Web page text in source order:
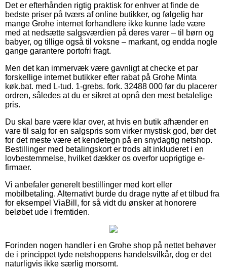
Det er efterhånden rigtig praktisk for enhver at finde de
bedste priser på tværs af online butikker, og følgelig har
mange Grohe internet forhandlere ikke kunne lade være
med at nedsætte salgsværdien på deres varer – til børn og
babyer, og tillige også til voksne – markant, og endda nogle
gange garantere portofri fragt.
Men det kan immervæk være gavnligt at checke et par
forskellige internet butikker efter rabat på Grohe Minta
køk.bat. med L-tud. 1-grebs. fork. 32488 000 før du placerer
ordren, således at du er sikret at opnå den mest betalelige
pris.
Du skal bare være klar over, at hvis en butik afhænder en
vare til salg for en salgspris som virker mystisk god, bør det
for det meste være et kendetegn på en snydagtig netshop.
Bestillinger med betalingskort er trods alt inkluderet i en
lovbestemmelse, hvilket dækker os overfor uoprigtige e-
firmaer.
Vi anbefaler generelt bestillinger med kort eller
mobilbetaling. Alternativt burde du drage nytte af et tilbud fra
for eksempel ViaBill, for så vidt du ønsker at honorere
beløbet ude i fremtiden.
Forinden nogen handler i en Grohe shop på nettet behøver
de i princippet tyde netshoppens handelsvilkår, dog er det
naturligvis ikke særlig morsomt.